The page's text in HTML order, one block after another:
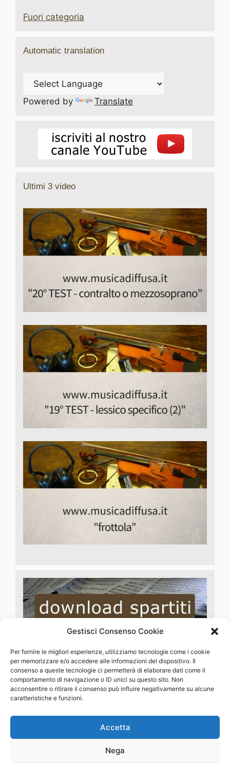
Gestisci Consenso Cookie
Per fornire le migliori esperienze, utilizziamo tecnologie come i cookie
per memorizzare e/o accedere alle informazioni del dispositivo. Il
consenso a queste tecnologie ci permetterà di elaborare dati come il
comportamento di navigazione o ID unici su questo sito. Non
acconsentire o ritirare il consenso può influire negativamente su alcune
caratteristiche e funzioni.
Accetta
Nega
Fuori categoria
Automatic translation
Powered by Translate
Ultimi 3 video